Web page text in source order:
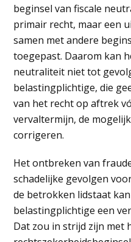
beginsel van fiscale
primair recht, maar een
samen met andere
toegepast. Daarom kan
neutraliteit niet tot
belastingplichtige, die
van het recht op aftrek
vervaltermijn, de
corrigeren.
Het ontbreken van
schadelijke gevolgen
de betrokken lidstaat
belastingplichtige een
Dat zou in strijd zijn met